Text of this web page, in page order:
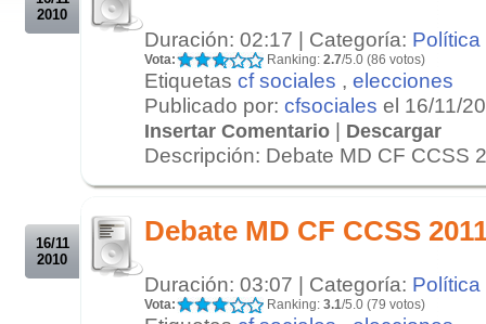
2010
Duración: 02:17 | Categoría: Política
Vota: Ranking: 2.7/5.0 (86 votos)
Etiquetas cf sociales , elecciones
Publicado por: cfsociales el 16/11/
Insertar Comentario | Descargar
Descripción: Debate MD CF CCSS
16/11
2010
Debate MD CF CCSS
Duración: 03:07 | Categoría: Política
Vota: Ranking: 3.1/5.0 (79 votos)